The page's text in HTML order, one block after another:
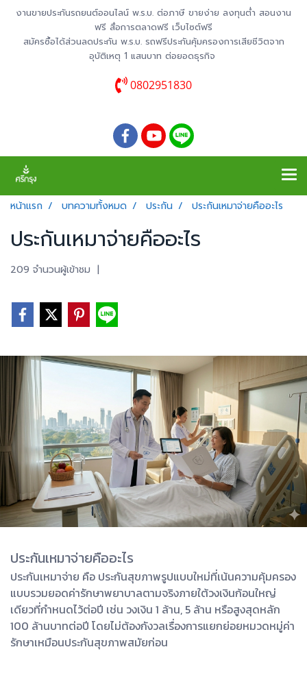
งานขายประกันรถยนต์ออนไลน์ พ.ร.บ. ต่อภาษี ขายง่าย ลงทุนต่ำ สอนงาน
ฟรี สื่อการตลาดฟรี เว็บไซต์ฟรี
สมัครซื้อได้ส่วนลดประกัน พ.ร.บ. รถฟรีประกันคุ้มครองการเสียชีวิตจาก
อุบัติเหตุ 1 แสนบาท ต่อยอดธุรกิจ
0802951830
หน้าแรก บทความทั้งหมด ประกัน ประกันเหมาจ่ายคืออะไร
ประกันเหมาจ่ายคืออะไร
209 จำนวนผู้เข้าชม |
ประกันเหมาจ่ายคืออะไร
ประกันเหมาจ่าย คือ ประกันสุขภาพรูปแบบใหม่ที่เน้นความคุ้มครอง
แบบรวมยอดค่ารักษาพยาบาลตามจริงภายใต้วงเงินก้อนใหญ่
เดียวที่กำหนดไว้ต่อปี เช่น วงเงิน 1 ล้าน, 5 ล้าน หรือสูงสุดหลัก
100 ล้านบาทต่อปี โดยไม่ต้องกังวลเรื่องการแยกย่อยหมวดหมู่ค่า
รักษาเหมือนประกันสุขภาพสมัยก่อน